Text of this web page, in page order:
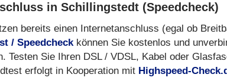
in Schillingstedt (Speedcheck)
bereits einen Internetanschluss (egal ob
/ Speedcheckkönnen Sie kostenlos und
Testen Sie Ihren DSL / VDSL, Kabel oder
erfolgt in Kooperation mit Highspeed-